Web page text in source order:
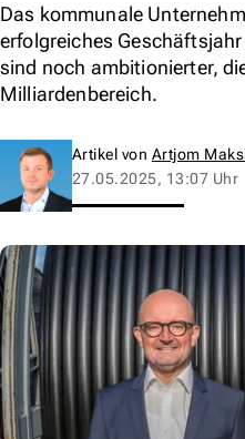
Das kommunale
erfolgreiches
sind noch ambitionierter,
Milliardenbereich.
Artikel von Artjom
27.05.2025, 13:07 Uhr